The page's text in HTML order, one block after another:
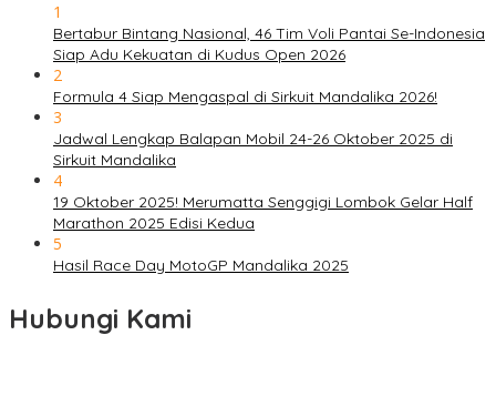
1
Bertabur Bintang Nasional, 46 Tim Voli Pantai Se-Indonesia
Siap Adu Kekuatan di Kudus Open 2026
2
Formula 4 Siap Mengaspal di Sirkuit Mandalika 2026!
3
Jadwal Lengkap Balapan Mobil 24-26 Oktober 2025 di
Sirkuit Mandalika
4
19 Oktober 2025! Merumatta Senggigi Lombok Gelar Half
Marathon 2025 Edisi Kedua
5
Hasil Race Day MotoGP Mandalika 2025
Hubungi Kami